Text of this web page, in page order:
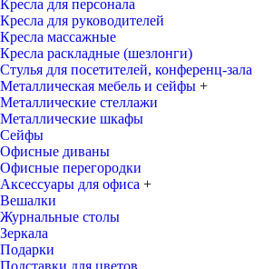
Кресла для персонала
Кресла для руководителей
Кресла массажные
Кресла раскладные (шезлонги)
Стулья для посетителей, конференц-зала
Металлическая мебель и сейфы +
Металлические стеллажи
Металлические шкафы
Сейфы
Офисные диваны
Офисные перегородки
Аксессуары для офиса +
Вешалки
Журнальные столы
Зеркала
Подарки
Подставки для цветов